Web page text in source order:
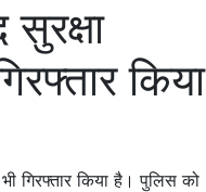
किया
गिरफ्तार किया है। पुलिस को